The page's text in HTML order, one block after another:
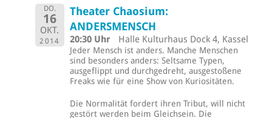
DO.
16
OKT.
2014
Theater Chaosium:
ANDERSMENSCH
20:30 Uhr Halle Kulturhaus Dock 4, Kassel
Jeder Mensch ist anders. Manche Menschen
sind besonders anders: Seltsame Typen,
ausgeflippt und durchgedreht, ausgestoßene
Freaks wie für eine Show von Kuriositäten.
Die Normalität fordert ihren Tribut, will nicht
gestört werden beim Gleichsein. Die